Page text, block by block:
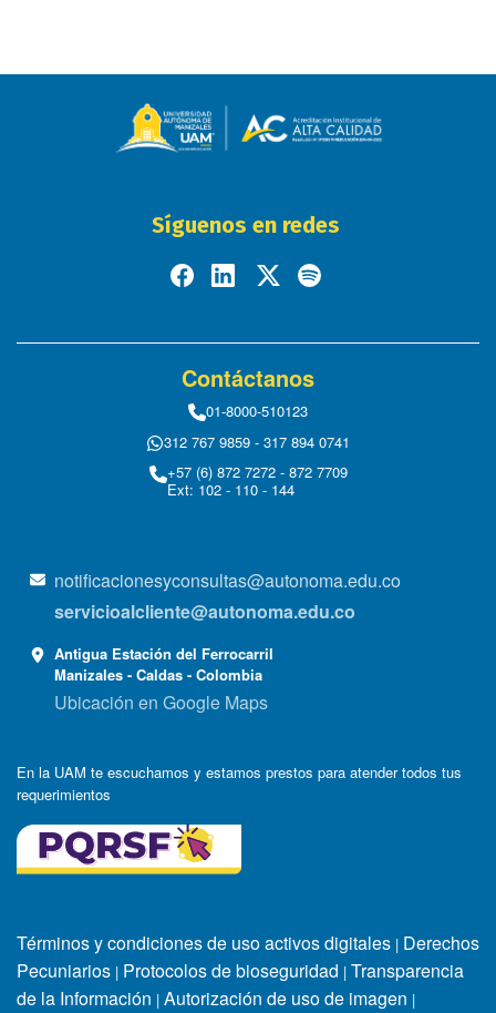
Síguenos en redes
Contáctanos
01-8000-510123
312 767 9859 - 317 894 0741
+57 (6) 872 7272 - 872 7709
Ext: 102 - 110 - 144
notificacionesyconsultas@autonoma.edu.co
servicioalcliente@autonoma.edu.co
Antigua Estación del Ferrocarril
Manizales - Caldas - Colombia
Ubicación en Google Maps
En la UAM te escuchamos y estamos prestos para atender todos tus
requerimientos
Términos y condiciones de uso activos digitales | Derechos
Pecuniarios | Protocolos de bioseguridad | Transparencia
de la Información | Autorización de uso de imagen |